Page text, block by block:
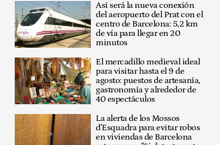
Así será la nueva conexión
del aeropuerto del Prat con el
centro de Barcelona: 5,2 km
de vía para llegar en 20
minutos
El mercadillo medieval ideal
para visitar hasta el 9 de
agosto: puestos de artesanía,
gastronomía y alrededor de
40 espectáculos
La alerta de los Mossos
d'Esquadra para evitar robos
en viviendas de Barcelona